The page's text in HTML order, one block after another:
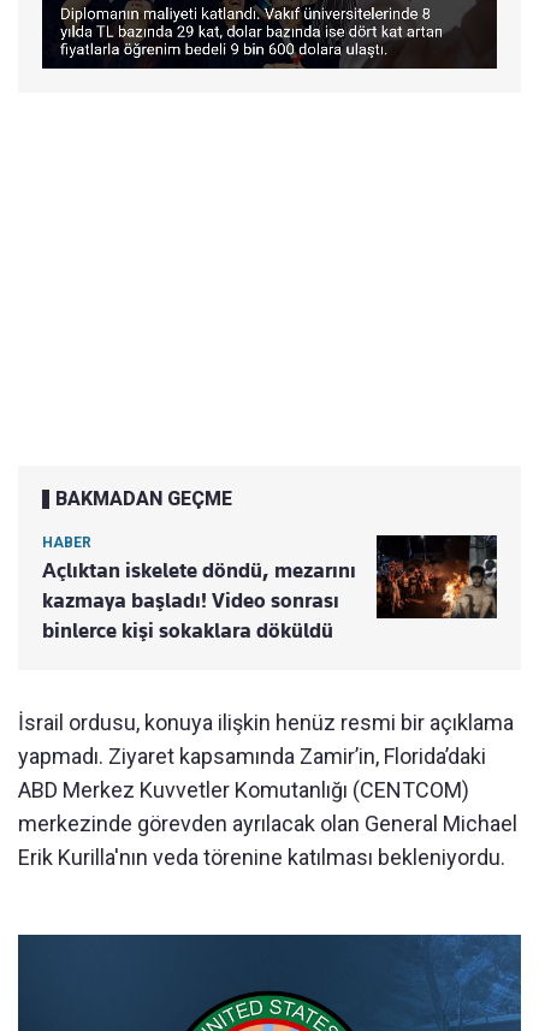
BAKMADAN GEÇME
HABER
Açlıktan iskelete döndü, mezarını
kazmaya başladı! Video sonrası
binlerce kişi sokaklara döküldü
İsrail ordusu, konuya ilişkin henüz resmi bir açıklama
yapmadı. Ziyaret kapsamında Zamir’in, Florida’daki
ABD Merkez Kuvvetler Komutanlığı (CENTCOM)
merkezinde görevden ayrılacak olan General Michael
Erik Kurilla'nın veda törenine katılması bekleniyordu.